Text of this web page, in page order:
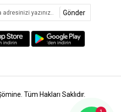
Gönder
Tüm Hakları Saklıdır.